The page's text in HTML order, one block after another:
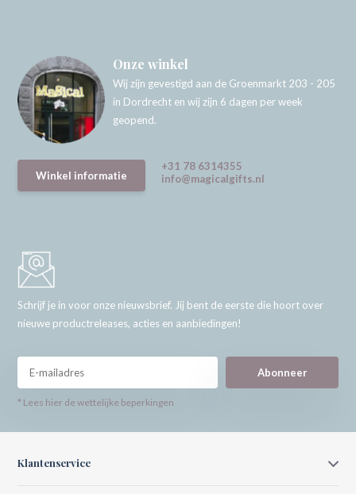
Onze winkel
Wij zijn gevestigd aan de Groenmarkt 203 - 205
in Dordrecht en wij zijn 6 dagen per week
geopend.
Winkel informatie
+31 78 6314355
info@magicalgifts.nl
Schrijf je in voor onze nieuwsbrief. Jij bent de eerste die hoort over
nieuwe productreleases, acties en aanbiedingen!
Abonneer
* Lees hier de wettelijke beperkingen
Klantenservice